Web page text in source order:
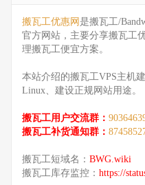
搬瓦工优惠网 是搬瓦工/
官方网站，主要分享搬瓦工
理搬瓦工便宜方案。
本站介绍的搬瓦工VPS主机
Linux、建设正规网站用途。
搬瓦工用户交流群：
搬瓦工补货通知群：
搬瓦工短域名： BWG.wiki
搬瓦工库存监控： https://